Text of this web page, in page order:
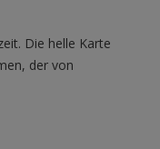
Die helle Karte
der von